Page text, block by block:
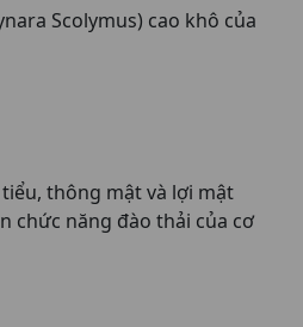
Scolymus) cao khô của
thông mật và lợi mật
chức năng đào thải của cơ